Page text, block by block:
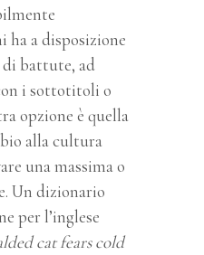
ha a disposizione
battute, ad
i sottotitoli o
opzione è quella
alla cultura
una massima o
Un dizionario
per l’inglese
cat fears cold